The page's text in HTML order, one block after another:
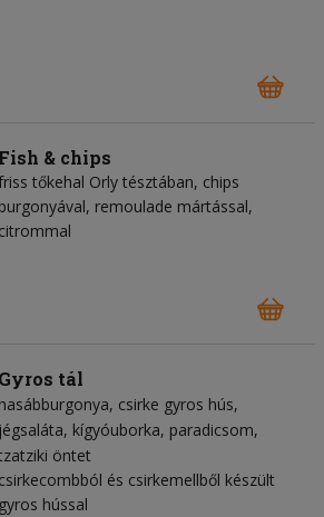
Fish & chips
tőkehal Orly tésztában, chips
burgonyával, remoulade mártással,
citrommal
Gyros tál
hasábburgonya csirke gyros hús
jégsaláta kígyóuborka paradicsom
öntet
csirkecombból és csirkemellből készült
gyros hússal